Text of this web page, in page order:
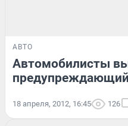
АВТО
Автомобилисты
18 апреля, 2012, 16:45 126